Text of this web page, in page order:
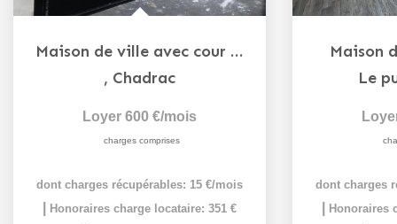
Maison de ville avec cour - CHADRAC
, Chadrac
Loyer 600 €/mois
charges comprises
dont charges récupérables: 15 €/mois
Honoraires charge locataire: 351 €
Maison
Le
dont charges
Honoraires